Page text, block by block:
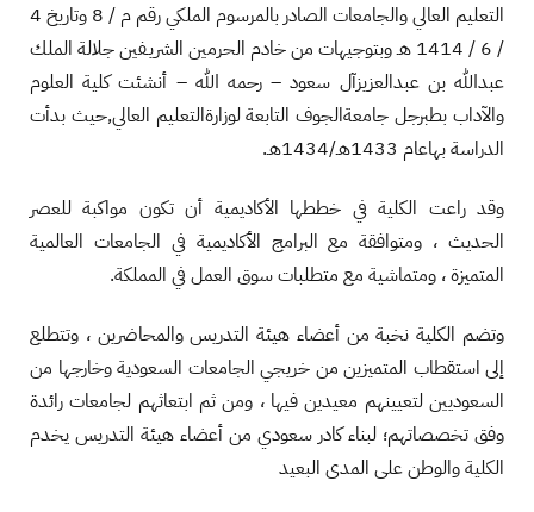
التعليم العالي والجامعات الصادر بالمرسوم الملكي رقم م / 8 وتاريخ 4
/ 6 / 1414 هـ وبتوجيهات من خادم الحرمين الشريـفين جلالة الملك
عبدالله بن عبدالعزيزآل سعود – رحمه الله – أنشئت كلية العلوم
والآداب بطبرجل جامعةالجوف التابعة لوزارةالتعليم العالي,حيث بدأت
الدراسة بهاعام 1433هـ/1434هـ.
وقد راعت الكلية في خططها الأكاديمية أن تكون مواكبة للعصر
الحديث ، ومتوافقة مع البرامج الأكاديمية في الجامعات العالمية
المتميزة ، ومتماشية مع متطلبات سوق العمل في المملكة.
وتضم الكلية نخبة من أعضاء هيئة التدريس والمحاضرين ، وتتطلع
إلى استقطاب المتميزين من خريجي الجامعات السعودية وخارجها من
السعوديين لتعيينهم معيدين فيها ، ومن ثم ابتعاثهم لجامعات رائدة
وفق تخصصاتهم؛ لبناء كادر سعودي من أعضاء هيئة التدريس يخدم
الكلية والوطن على المدى البعيد